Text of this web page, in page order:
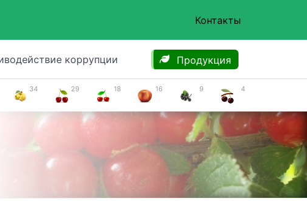
Контакты
коррупции Продукция
34 29 18 16 9 4